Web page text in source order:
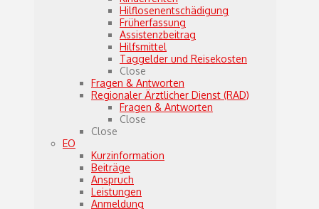
Hilflosenentschädigung
Früherfassung
Assistenzbeitrag
Hilfsmittel
Taggelder und Reisekosten
Close
Fragen & Antworten
Regionaler Ärztlicher Dienst (RAD)
Fragen & Antworten
Close
Close
EO
Kurzinformation
Beiträge
Anspruch
Leistungen
Anmeldung